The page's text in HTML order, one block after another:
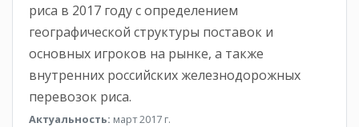
риса в 2017 году с определением
географической структуры поставок и
основных игроков на рынке, а также
внутренних российских железнодорожных
перевозок риса.
Актуальность: март 2017 г.